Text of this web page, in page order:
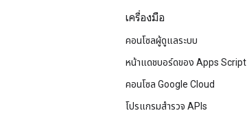
เครื่องมือ
คอนโซลผู้ดูแลระบบ
หน้าแดชบอร์ดของ Apps Script
คอนโซล Google Cloud
โปรแกรมสำรวจ APIs